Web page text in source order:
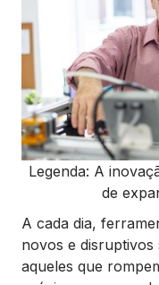
Legenda: A
de
A cada dia,
novos e disruptivos
aqueles que